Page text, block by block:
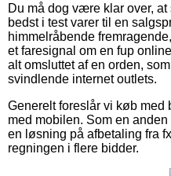
Du må dog være klar over,
bedst i test varer til en
himmelråbende
et faresignal om en fup
alt omsluttet af en orden,
svindlende internet outlets.
Generelt foreslår vi køb
med mobilen. Som en
en løsning på afbetaling fra
regningen i flere bidder.